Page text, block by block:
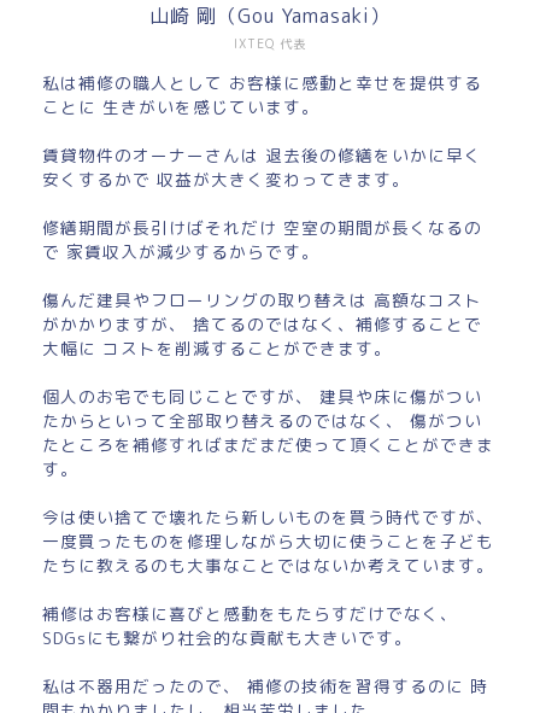
IXTEQ 代表
山崎 剛（Gou Yamasaki）
私は補修の職人として お客様に感動と幸せを提供する
ことに 生きがいを感じています。
賃貸物件のオーナーさんは 退去後の修繕をいかに早く
安くするかで 収益が大きく変わってきます。
修繕期間が長引けばそれだけ 空室の期間が長くなるの
で 家賃収入が減少するからです。
傷んだ建具やフローリングの取り替えは 高額なコスト
がかかりますが、 捨てるのではなく、補修することで
大幅に コストを削減することができます。
個人のお宅でも同じことですが、 建具や床に傷がつい
たからといって全部取り替えるのではなく、 傷がつい
たところを補修すればまだまだ使って頂くことができま
す。
今は使い捨てで壊れたら新しいものを買う時代ですが、
一度買ったものを修理しながら大切に使うことを子ども
たちに教えるのも大事なことではないか考えています。
補修はお客様に喜びと感動をもたらすだけでなく、
SDGsにも繋がり社会的な貢献も大きいです。
私は不器用だったので、 補修の技術を習得するのに 時